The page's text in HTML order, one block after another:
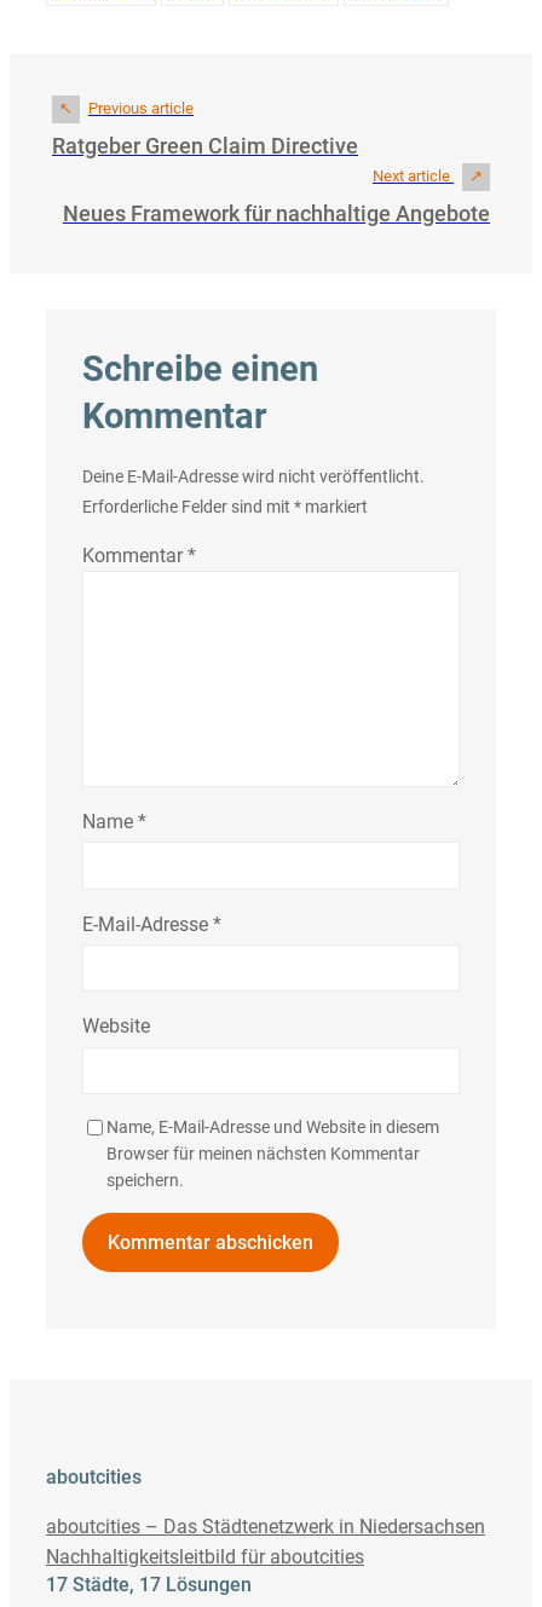
Previous article
Ratgeber Green Claim Directive
Next article
Neues Framework für nachhaltige Angebote
Schreibe einen
Kommentar
Deine E-Mail-Adresse wird nicht veröffentlicht.
Erforderliche Felder sind mit * markiert
Kommentar*
Name *
E-Mail-Adresse *
Website
Name, E-Mail-Adresse und Website in diesem
Browser für meinen nächsten Kommentar
speichern.
aboutcities
aboutcities – Das Städtenetzwerk in Niedersachsen
Nachhaltigkeitsleitbild für aboutcities
17 Städte, 17 Lösungen